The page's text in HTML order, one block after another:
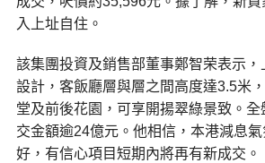
入上址自住。
該集團投資及銷售部董事鄭智荣表示
設計，客飯廳層與層之間高度達3.5米
堂及前後花園，可享開揚翠綠景致。
交金額逾24億元。他相信，本港減息
好，有信心項目短期內將再有新成交。